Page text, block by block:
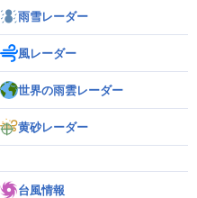
雨雪レーダー
風レーダー
世界の雨雲レーダー
黄砂レーダー
台風情報